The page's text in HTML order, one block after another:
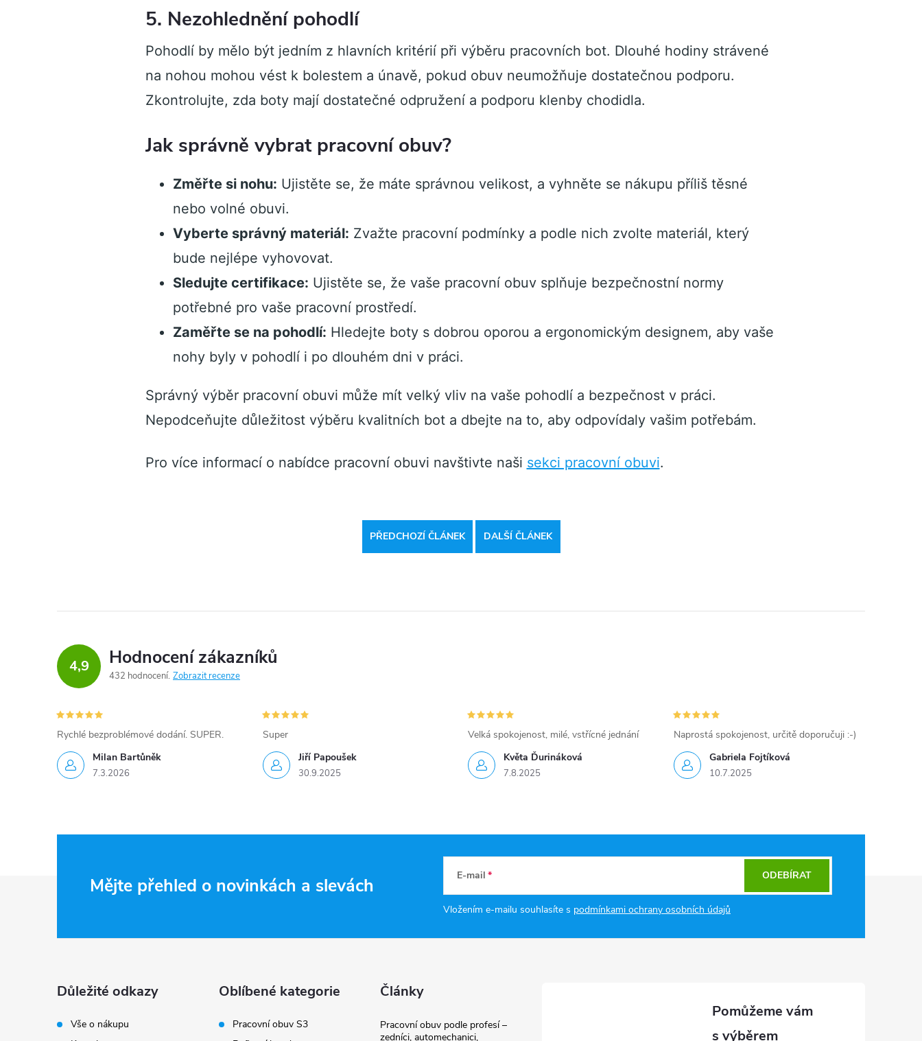
5. Nezohlednění pohodlí
Pohodlí by mělo být jedním z hlavních kritérií při výběru pracovních bot. Dlouhé hodiny strávené
na nohou mohou vést k bolestem a únavě, pokud obuv neumožňuje dostatečnou podporu.
Zkontrolujte, zda boty mají dostatečné odpružení a podporu klenby chodidla.
Jak správně vybrat pracovní obuv?
Změřte si nohu: Ujistěte se, že máte správnou velikost, a vyhněte se nákupu příliš těsné
nebo volné obuvi.
Vyberte správný materiál: Zvažte pracovní podmínky a podle nich zvolte materiál, který
bude nejlépe vyhovovat.
Sledujte certifikace: Ujistěte se, že vaše pracovní obuv splňuje bezpečnostní normy
potřebné pro vaše pracovní prostředí.
Zaměřte se na pohodlí: Hledejte boty s dobrou oporou a ergonomickým designem, aby vaše
nohy byly v pohodlí i po dlouhém dni v práci.
Správný výběr pracovní obuvi může mít velký vliv na vaše pohodlí a bezpečnost v práci.
Nepodceňujte důležitost výběru kvalitních bot a dbejte na to, aby odpovídaly vašim potřebám.
Pro více informací o nabídce pracovní obuvi navštivte naši sekci pracovní obuvi.
PŘEDCHOZÍ ČLÁNEK DALŠÍ ČLÁNEK
4,9 Hodnocení zákazníků
432 hodnocení Zobrazit recenze
Milan Bartůněk
7.3.2026
Rychlé bezproblémové dodání. SUPER.
Jiří Papoušek
30.9.2025
Super
Květa Ďurináková
7.8.2025
Velká spokojenost, milé, vstřícné jednání
Gabriela Fojtíková
10.7.2025
Naprostá spokojenost, určitě doporučuji :-)
Mějte přehled o novinkách a slevách E-mail
Vložením e-mailu souhlasíte s podmínkami ochrany osobních údajů
ODEBÍRAT
Důležité odkazy
Vše o nákupu
Oblíbené kategorie
Pracovní obuv S3
Články
Pracovní obuv podle profesí –
zedníci, automechanici,